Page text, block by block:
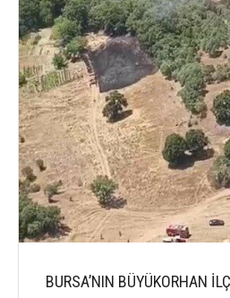
BURSA’NIN BÜYÜKORHAN